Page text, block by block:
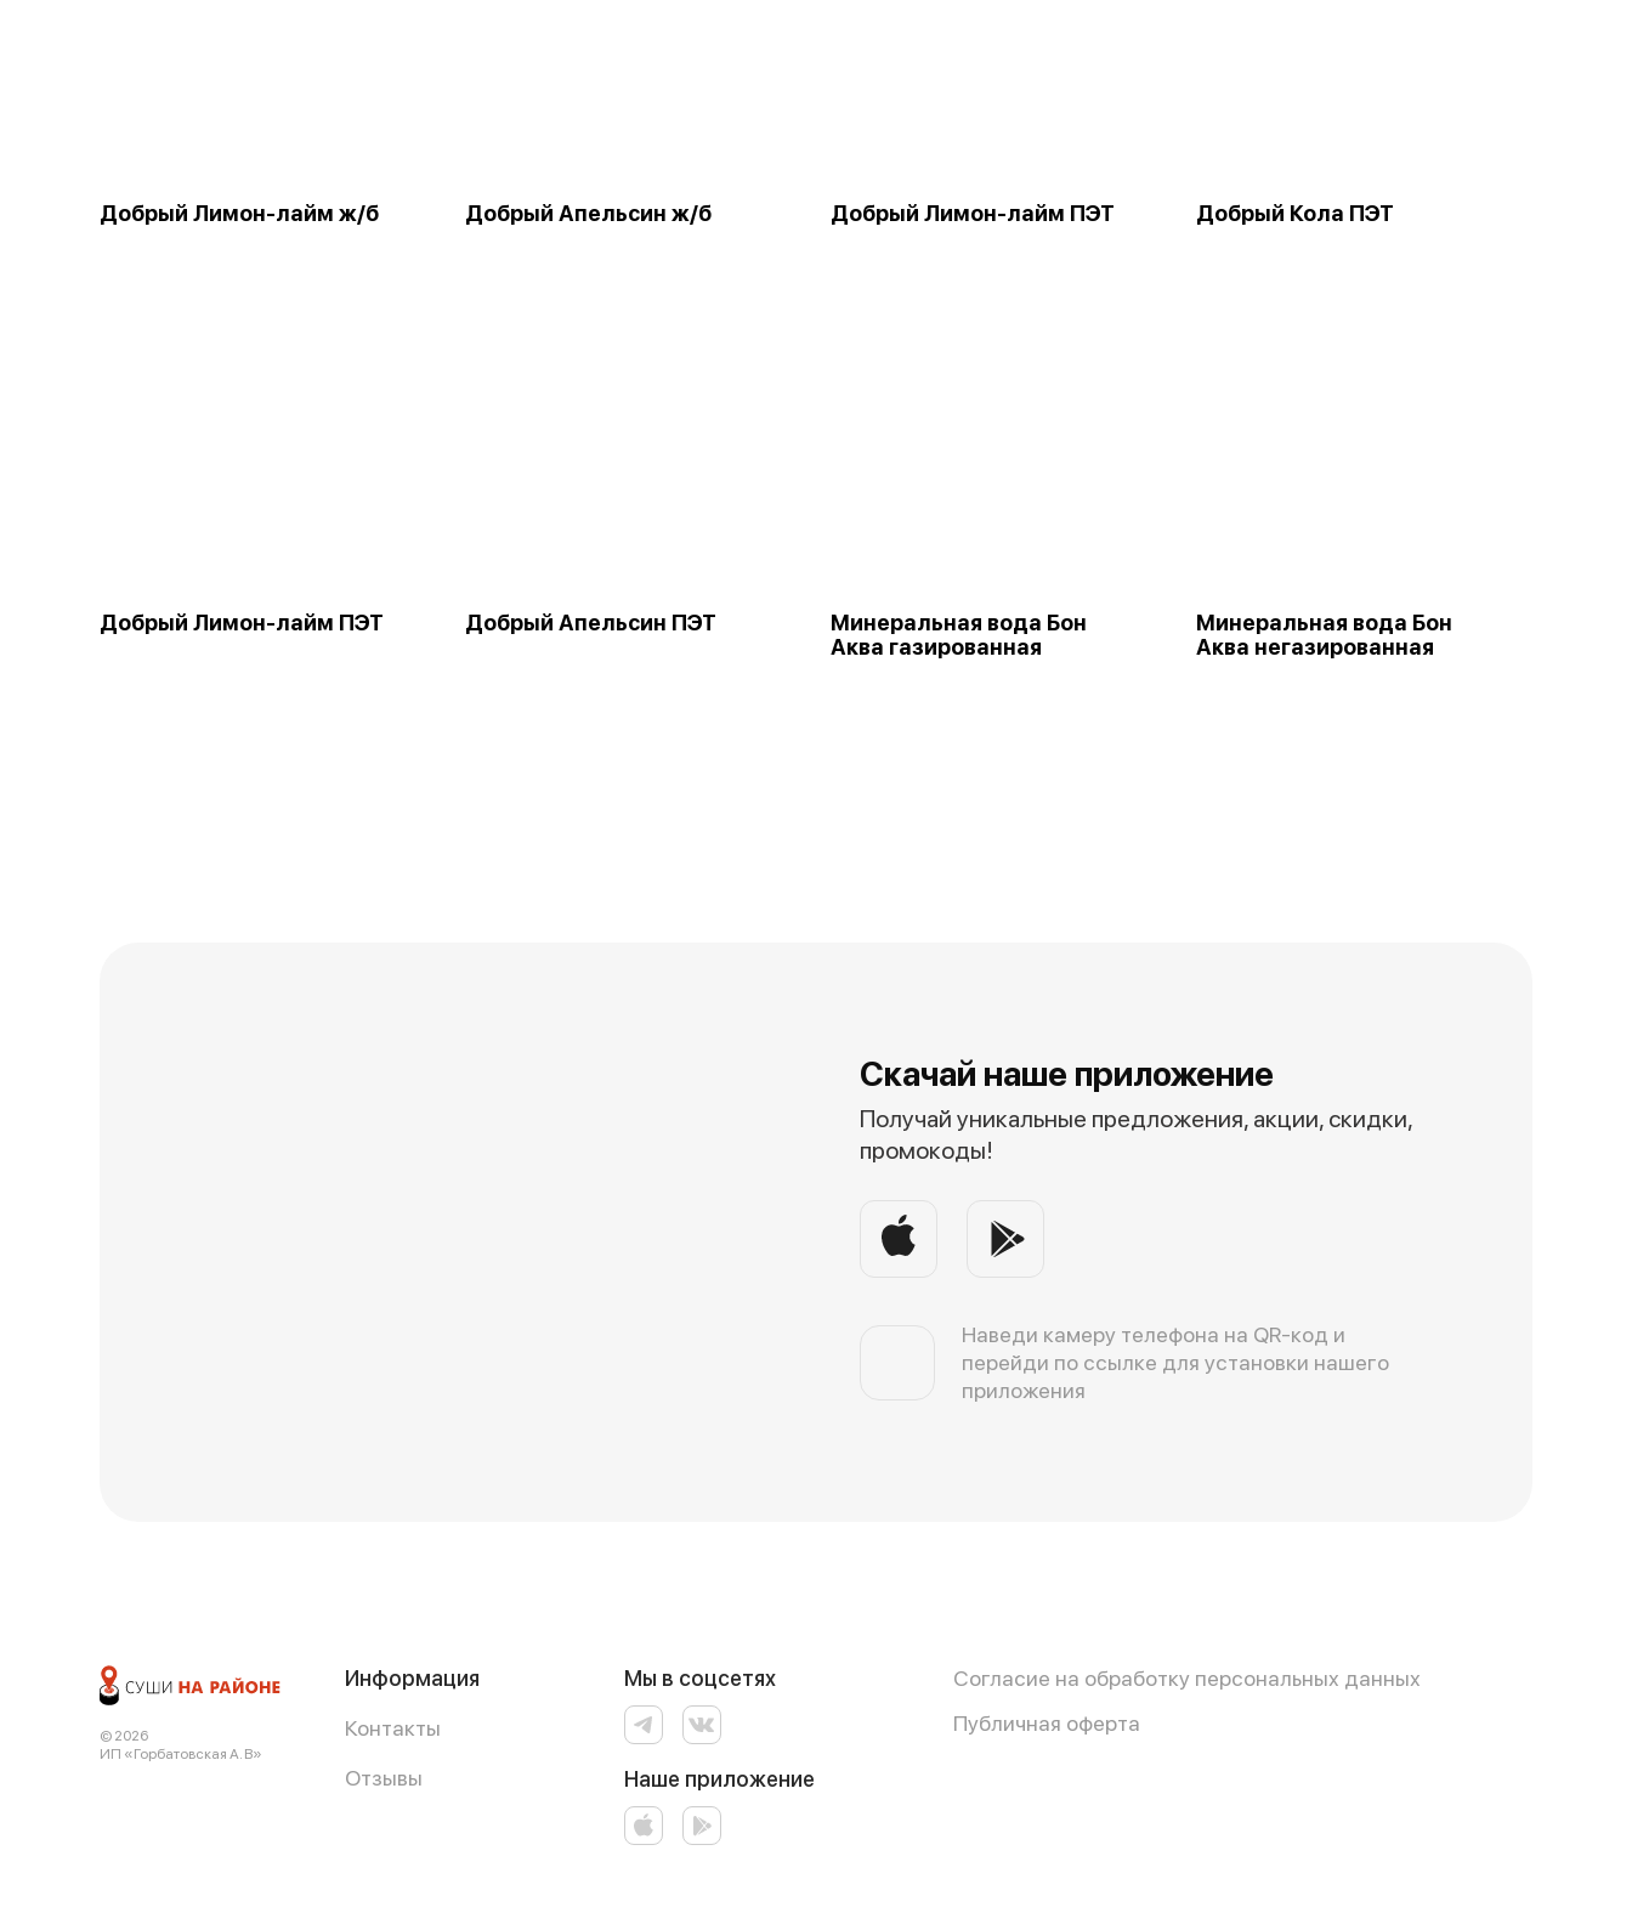
Добрый Лимон-лайм ж/б Добрый Апельсин ж/б Добрый Лимон-лайм ПЭТ Добрый Кола ПЭТ
Добрый Лимон-лайм ПЭТ Добрый Апельсин ПЭТ
Минеральная вода Бон
Аква газированная
Минеральная вода Бон
Аква негазированная
Скачай наше приложение
Получай уникальные предложения, акции, скидки,
промокоды!
Наведи камеру телефона на QR-код и
перейди по ссылке для установки нашего
приложения
© 2026
ИП «Горбатовская А. В»
Информация
Контакты
Отзывы
Мы в соцсетях
Наше приложение
Согласие на обработку персональных данных
Публичная оферта